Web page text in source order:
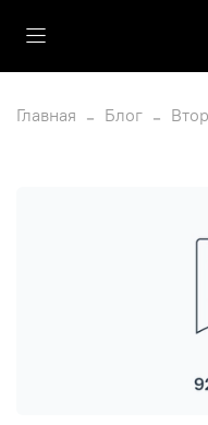
Главная Блог